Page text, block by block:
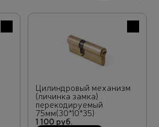
В избранное В
Цилиндровый механизм
(личинка замка)
перекодируемый
75мм(30*10*35)
1 100 руб.